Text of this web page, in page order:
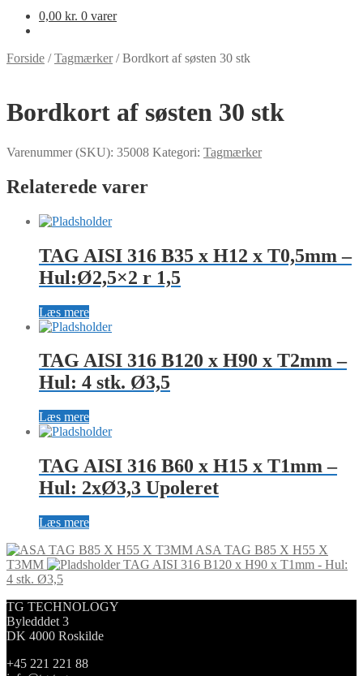
0,00 kr. 0 varer
Forside /Tagmærker/Bordkort af søsten 30 stk
Bordkort af søsten 30 stk
Varenummer (SKU): 35008 Kategori: Tagmærker
Relaterede varer
TAG AISI 316 B35 x H12 x T0,5mm –
Hul:Ø2,5×2 r 1,5
Læs mere
TAG AISI 316 B120 x H90 x T2mm –
Hul: 4 stk. Ø3,5
Læs mere
TAG AISI 316 B60 x H15 x T1mm –
Hul: 2xØ3,3 Upoleret
Læs mere
ASA TAG B85 X H55 X
T3MM
TAG AISI 316 B120 x H90 x T1mm - Hul:
4 stk. Ø3,5
TG TECHNOLOGY
Byledddet 3
DK 4000 Roskilde
+45 221 221 88